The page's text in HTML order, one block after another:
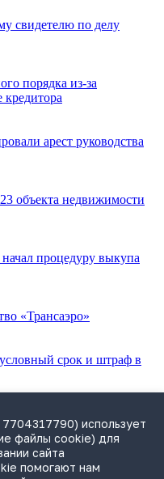
свидетелю по делу
порядка из-за
кредитора
арест руководства
объекта недвижимости
процедуру выкупа
«Трансаэро»
срок и штраф в
арендуемого
за ДТП при ремонте
использует
файлы cookie) для
сайта
помогают нам